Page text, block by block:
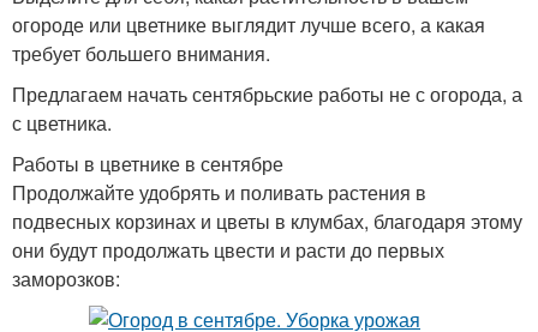
огороде или цветнике выглядит лучше всего, а какая
требует большего внимания.
Предлагаем начать сентябрьские работы не с огорода, а
с цветника.
Работы в цветнике в сентябре
Продолжайте удобрять и поливать растения в
подвесных корзинах и цветы в клумбах, благодаря этому
они будут продолжать цвести и расти до первых
заморозков: